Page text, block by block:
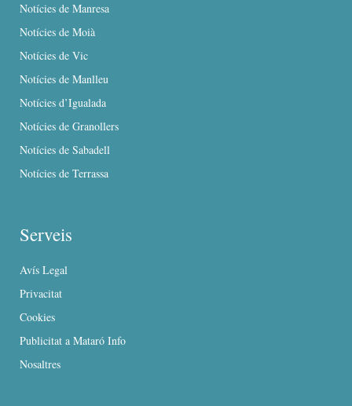
Notícies de Manresa
Notícies de Moià
Notícies de Vic
Notícies de Manlleu
Notícies d’Igualada
Notícies de Granollers
Notícies de Sabadell
Notícies de Terrassa
Serveis
Avís Legal
Privacitat
Cookies
Publicitat a Mataró Info
Nosaltres